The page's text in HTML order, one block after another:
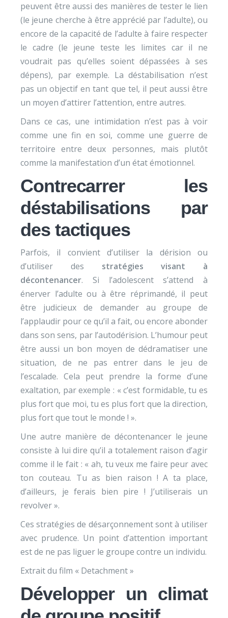
peuvent être aussi des manières de tester le lien
(le jeune cherche à être apprécié par l’adulte), ou
encore de la capacité de l’adulte à faire respecter
le cadre (le jeune teste les limites car il ne
voudrait pas qu’elles soient dépassées à ses
dépens), par exemple. La déstabilisation n’est
pas un objectif en tant que tel, il peut aussi être
un moyen d’attirer l’attention, entre autres.
Dans ce cas, une intimidation n’est pas à voir
comme une fin en soi, comme une guerre de
territoire entre deux personnes, mais plutôt
comme la manifestation d’un état émotionnel.
Contrecarrer les
déstabilisations par
des tactiques
Parfois, il convient d’utiliser la dérision ou
d’utiliser des stratégies visant à
décontenancer. Si l’adolescent s’attend à
énerver l’adulte ou à être réprimandé, il peut
être judicieux de demander au groupe de
l’applaudir pour ce qu’il a fait, ou encore abonder
dans son sens, par l’autodérision. L’humour peut
être aussi un bon moyen de dédramatiser une
situation, de ne pas entrer dans le jeu de
l’escalade. Cela peut prendre la forme d’une
exaltation, par exemple : « c’est formidable, tu es
plus fort que moi, tu es plus fort que la direction,
plus fort que tout le monde ! ».
Une autre manière de décontenancer le jeune
consiste à lui dire qu’il a totalement raison d’agir
comme il le fait : « ah, tu veux me faire peur avec
ton couteau. Tu as bien raison ! A ta place,
d’ailleurs, je ferais bien pire ! J’utiliserais un
revolver ».
Ces stratégies de désarçonnement sont à utiliser
avec prudence. Un point d’attention important
est de ne pas liguer le groupe contre un individu.
Extrait du film « Detachment »
Développer un climat